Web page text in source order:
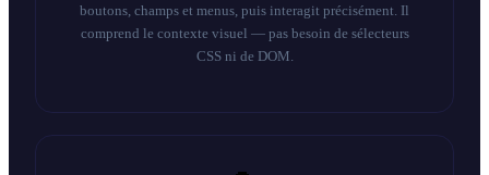
boutons, champs et menus, puis interagit précisément. Il
comprend le contexte visuel — pas besoin de sélecteurs
CSS ni de DOM.